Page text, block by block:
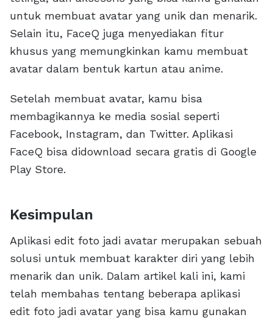
untuk membuat avatar yang unik dan menarik.
Selain itu, FaceQ juga menyediakan fitur
khusus yang memungkinkan kamu membuat
avatar dalam bentuk kartun atau anime.
Setelah membuat avatar, kamu bisa
membagikannya ke media sosial seperti
Facebook, Instagram, dan Twitter. Aplikasi
FaceQ bisa didownload secara gratis di Google
Play Store.
Kesimpulan
Aplikasi edit foto jadi avatar merupakan sebuah
solusi untuk membuat karakter diri yang lebih
menarik dan unik. Dalam artikel kali ini, kami
telah membahas tentang beberapa aplikasi
edit foto jadi avatar yang bisa kamu gunakan